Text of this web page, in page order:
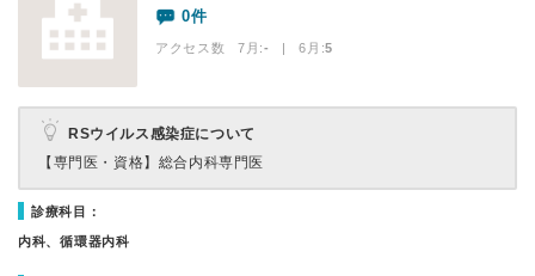
0件
アクセス数 7月:- | 6月:5
RSウイルス感染症について
【専門医・資格】 総合内科専門医
診療科目：
内科、循環器内科